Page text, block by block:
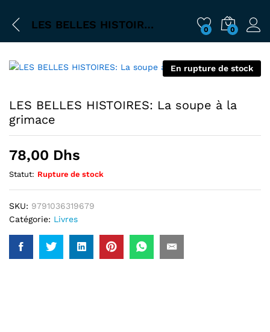
LES BELLES HISTOIRES: La soupe à la grimace 0 0
En rupture de stock
LES BELLES HISTOIRES: La soupe à la
grimace
78,00 Dhs
Statut: Rupture de stock
SKU: 9791036319679
Catégorie: Livres